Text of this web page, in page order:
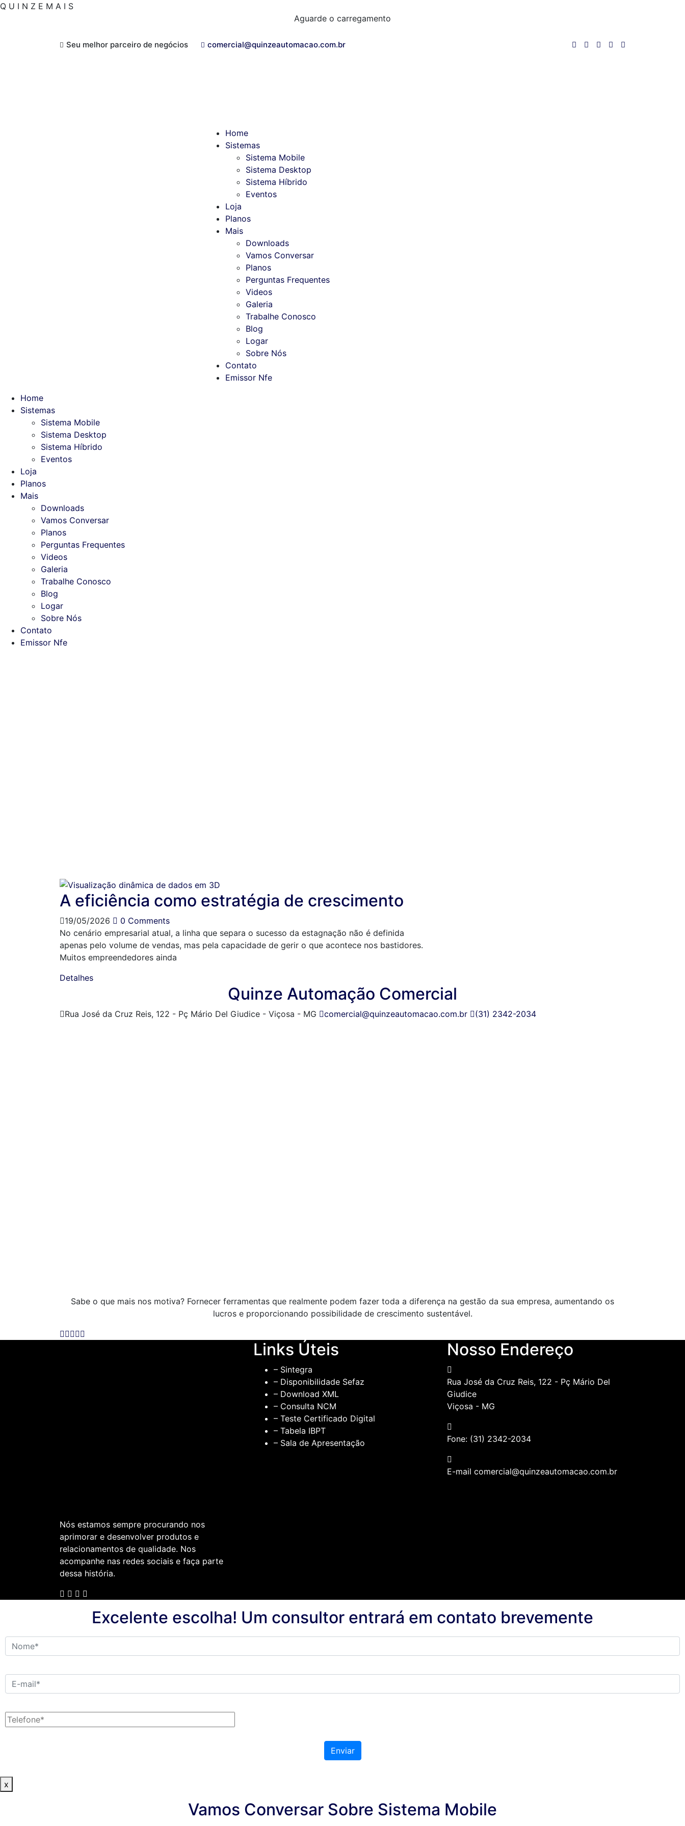
Q U I N Z E M A I S
Aguarde o carregamento
Seu melhor parceiro de negócios comercial@quinzeautomacao.com.br
Home
Sistemas
Sistema Mobile
Sistema Desktop
Sistema Híbrido
Eventos
Loja
Planos
Mais
Downloads
Vamos Conversar
Planos
Perguntas Frequentes
Videos
Galeria
Trabalhe Conosco
Blog
Logar
Sobre Nós
Contato
Emissor Nfe
Home
Sistemas
Sistema Mobile
Sistema Desktop
Sistema Híbrido
Eventos
Loja
Planos
Mais
Downloads
Vamos Conversar
Planos
Perguntas Frequentes
Videos
Galeria
Trabalhe Conosco
Blog
Logar
Sobre Nós
Contato
Emissor Nfe
A eficiência como estratégia de crescimento
19/05/2026
0 Comments
No cenário empresarial atual, a linha que separa o sucesso da estagnação não é definida
apenas pelo volume de vendas, mas pela capacidade de gerir o que acontece nos bastidores.
Muitos empreendedores ainda
Detalhes
Quinze Automação Comercial
Rua José da Cruz Reis, 122 - Pç Mário Del Giudice - Viçosa - MG comercial@quinzeautomacao.com.br (31) 2342-2034
Sabe o que mais nos motiva? Fornecer ferramentas que realmente podem fazer toda a diferença na gestão da sua empresa, aumentando os
lucros e proporcionando possibilidade de crescimento sustentável.
Nós estamos sempre procurando nos
aprimorar e desenvolver produtos e
relacionamentos de qualidade. Nos
acompanhe nas redes sociais e faça parte
dessa história.
Links Úteis
– Sintegra
– Disponibilidade Sefaz
– Download XML
– Consulta NCM
– Teste Certificado Digital
– Tabela IBPT
– Sala de Apresentação
Nosso Endereço
Rua José da Cruz Reis, 122 - Pç Mário Del
Giudice
Viçosa - MG
Fone: (31) 2342-2034
E-mail comercial@quinzeautomacao.com.br
Excelente escolha! Um consultor entrará em contato brevemente
Enviar
x
Vamos Conversar Sobre Sistema Mobile